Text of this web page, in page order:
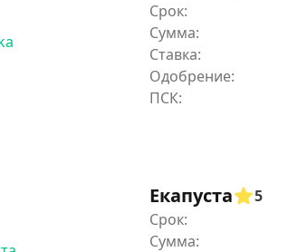
Срок:
Сумма:
Ставка:
Одобрение:
Екапуста
5
Срок:
Сумма: